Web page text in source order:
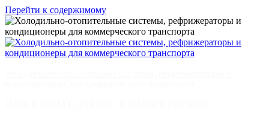
Перейти к содержимому